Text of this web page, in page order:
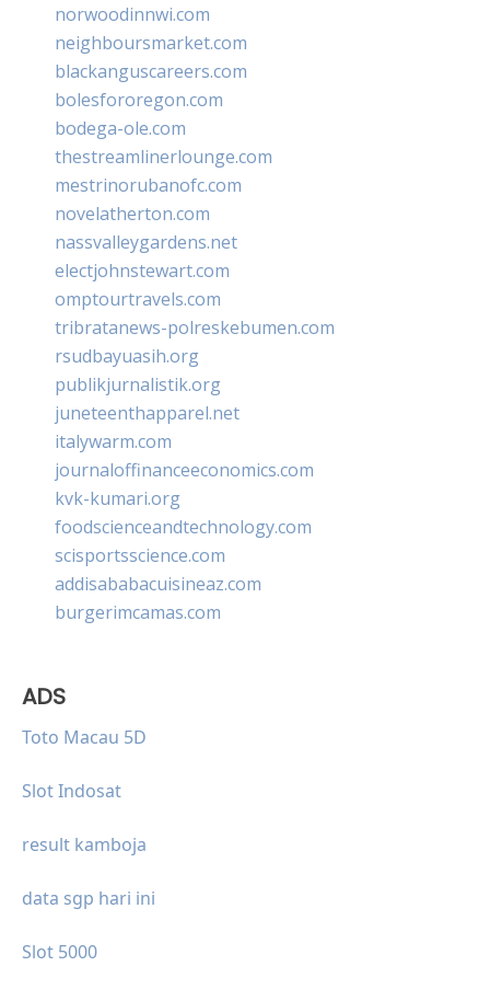
norwoodinnwi.com
neighboursmarket.com
blackanguscareers.com
bolesfororegon.com
bodega-ole.com
thestreamlinerlounge.com
mestrinorubanofc.com
novelatherton.com
nassvalleygardens.net
electjohnstewart.com
omptourtravels.com
tribratanews-polreskebumen.com
rsudbayuasih.org
publikjurnalistik.org
juneteenthapparel.net
italywarm.com
journaloffinanceeconomics.com
kvk-kumari.org
foodscienceandtechnology.com
scisportsscience.com
addisababacuisineaz.com
burgerimcamas.com
ADS
Toto Macau 5D
Slot Indosat
result kamboja
data sgp hari ini
Slot 5000